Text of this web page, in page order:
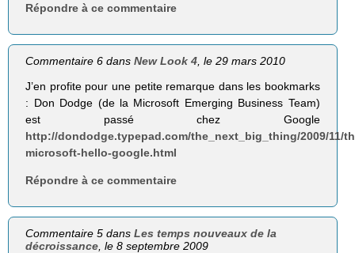
Répondre à ce commentaire
Commentaire 6 dansNew Look 4 , le 29 mars 2010
J’en profite pour une petite remarque dans les bookmarks
: Don Dodge (de la Microsoft Emerging Business Team)
est passé chez Google
http://dondodge.typepad.com/the_next_big_thing/2009/11/
microsoft-hello-google.html
Répondre à ce commentaire
Commentaire 5 dansLes temps nouveaux de la
décroissance , le 8 septembre 2009